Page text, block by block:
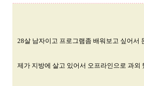
28살 남자이고 프로그램좀 배워보고 싶어서
제가 지방에 살고 있어서 오프라인으로 과외